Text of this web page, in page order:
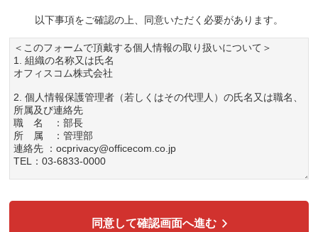
以下事項をご確認の上、同意いただく必要があります。
＜このフォームで頂戴する個人情報の取り扱いについて＞
1. 組織の名称又は氏名
オフィスコム株式会社
2. 個人情報保護管理者（若しくはその代理人）の氏名又は職名、
所属及び連絡先
職 名 ：部長
所 属 ：管理部
連絡先 ：ocprivacy@officecom.co.jp
TEL：03-6833-0000
同意して確認画面へ進む